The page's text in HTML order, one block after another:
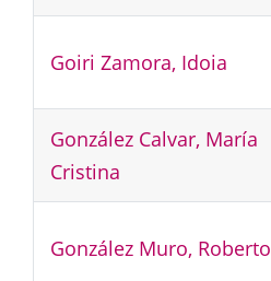
Goiri Zamora, Idoia
González Calvar, María
Cristina
González Muro, Roberto